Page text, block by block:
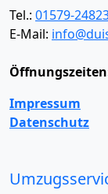
Tel.: 01579-
E-Mail:
Impressum
Datenschutz